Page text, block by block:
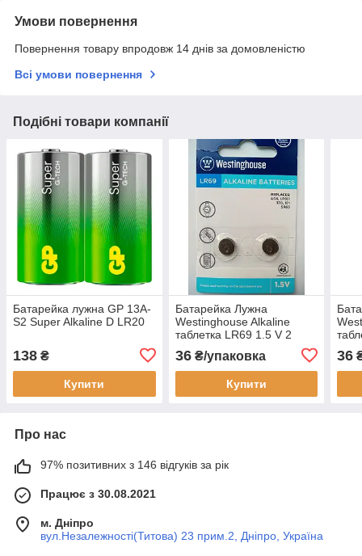
Умови повернення
Повернення товару впродовж 14 днів за домовленістю
Всі умови повернення
Подібні товари компанії
Батарейка лужна GP 13A-
S2 Super Alkaline D LR20
138 ₴
Купити
Батарейка Лужна
Westinghouse Alkaline
таблетка LR69 1.5 V 2
36₴/упаковка
Купити
36
Про нас
97% позитивних з 146 відгуків за рік
Працює з 30.08.2021
м. Дніпро
вул.Незалежності(Титова) 23 прим.2, Дніпро, Україна